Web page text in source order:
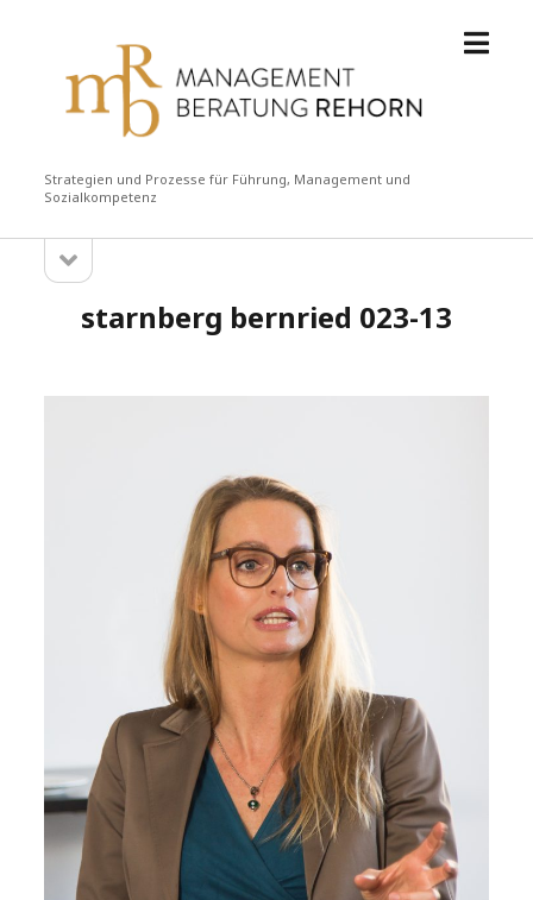
Management
Beratung
Rehorn
Strategien und Prozesse für Führung, Management und
Sozialkompetenz
Menü
Sidebar
öffnen
starnberg bernried 023-13